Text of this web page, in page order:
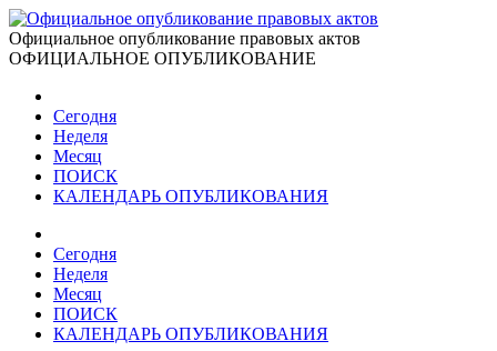
Официальное опубликование правовых актов
ОФИЦИАЛЬНОЕ ОПУБЛИКОВАНИЕ
Сегодня
Неделя
Месяц
ПОИСК
КАЛЕНДАРЬ ОПУБЛИКОВАНИЯ
Сегодня
Неделя
Месяц
ПОИСК
КАЛЕНДАРЬ ОПУБЛИКОВАНИЯ